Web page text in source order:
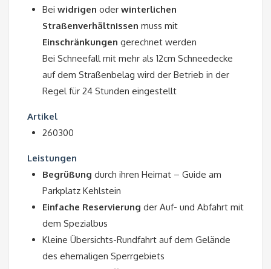
Bei widrigen oder winterlichen
Straßenverhältnissen muss mit
Einschränkungen gerechnet werden
Bei Schneefall mit mehr als 12cm Schneedecke
auf dem Straßenbelag wird der Betrieb in der
Regel für 24 Stunden eingestellt
Artikel
260300
Leistungen
Begrüßung durch ihren Heimat – Guide am
Parkplatz Kehlstein
Einfache Reservierung der Auf- und Abfahrt mit
dem Spezialbus
Kleine Übersichts-Rundfahrt auf dem Gelände
des ehemaligen Sperrgebiets